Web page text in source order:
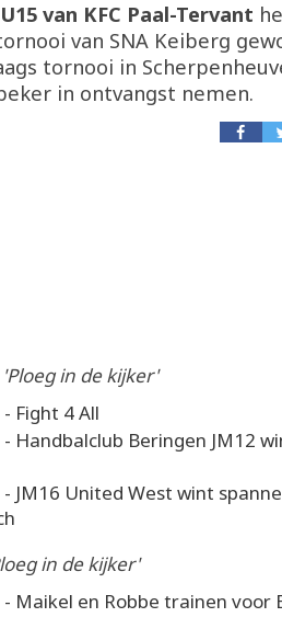
U15 van KFC Paal-Tervant
van SNA Keiberg
tornooi in
in ontvangst nemen.
'Ploeg in de kijker'
- Fight 4 All
- Handbalclub Beringen JM12
- JM16 United West wint
in de kijker'
- Maikel en Robbe trainen voor